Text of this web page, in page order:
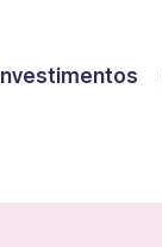
Investimentos